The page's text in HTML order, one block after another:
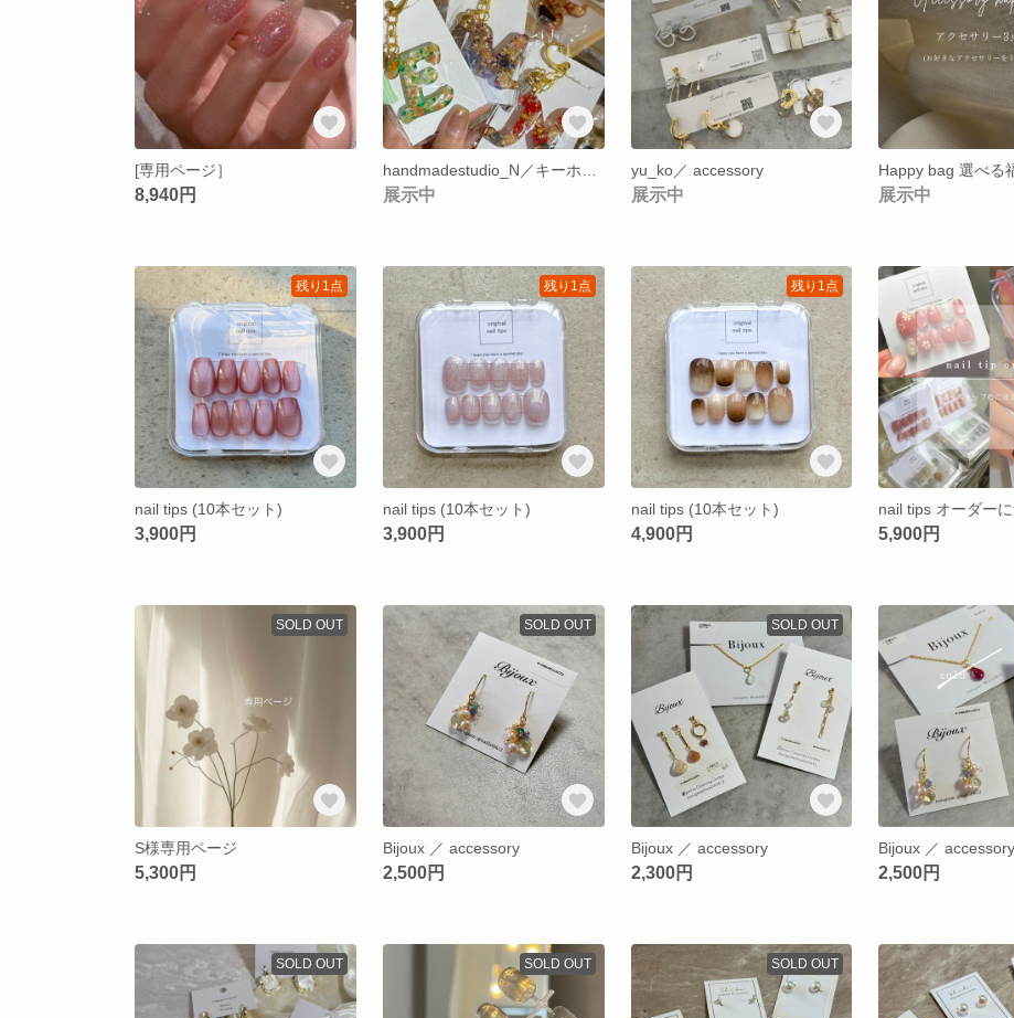
[専用ページ］
8,940円 展示中
yu_ko／ accessory
展示中
Happy bag 選べる
展示中
残り1点
nail tips (10本セット)
3,900円
残り1点
nail tips (10本セット)
3,900円
残り1点
nail tips (10本セット)
4,900円
nail tips オーダー
5,900円
SOLD OUT
S様専用ページ
5,300円
SOLD OUT
Bijoux ／ accessory
2,500円
SOLD OUT
Bijoux ／ accessory
2,300円
Bijoux ／ accessory
2,500円
SOLD OUT SOLD OUT SOLD OUT